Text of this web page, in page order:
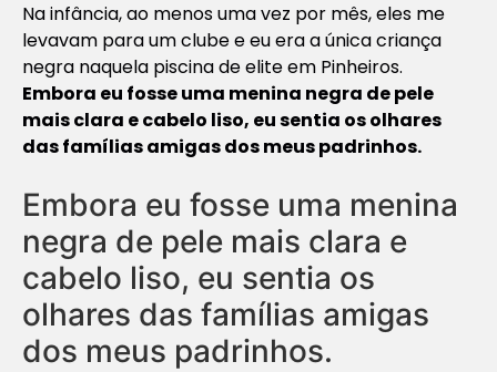
Na infância, ao menos uma vez por mês, eles me
levavam para um clube e eu era a única criança
negra naquela piscina de elite em Pinheiros.
Embora eu fosse uma menina negra de pele
mais clara e cabelo liso, eu sentia os olhares
das famílias amigas dos meus padrinhos.
Embora eu fosse uma menina
negra de pele mais clara e
cabelo liso, eu sentia os
olhares das famílias amigas
dos meus padrinhos.